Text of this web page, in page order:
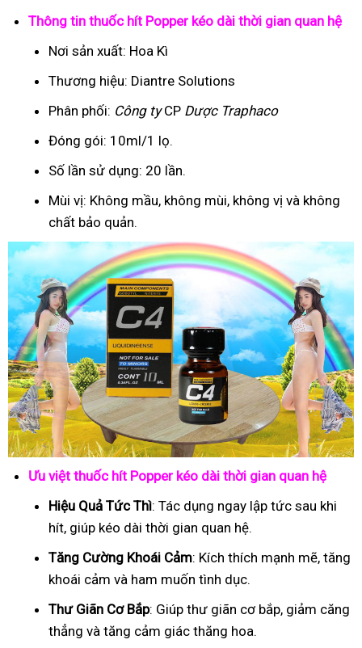
Thông tin thuốc hít Popper kéo dài thời gian quan hệ
Nơi sản xuất: Hoa Kì
Thương hiệu: Diantre Solutions
Phân phối: Công tyCP Dược Traphaco
Đóng gói: 10ml/1 lọ.
Số lần sử dụng: 20 lần.
Mùi vị: Không mầu, không mùi, không vị và không
chất bảo quản.
Ưu việt thuốc hít Popper kéo dài thời gian quan hệ
Hiệu Quả Tức Thì: Tác dụng ngay lập tức sau khi
hít, giúp kéo dài thời gian quan hệ.
Tăng Cường Khoái Cảm: Kích thích mạnh mẽ, tăng
khoái cảm và ham muốn tình dục.
Thư Giãn Cơ Bắp: Giúp thư giãn cơ bắp, giảm căng
thẳng và tăng cảm giác thăng hoa.